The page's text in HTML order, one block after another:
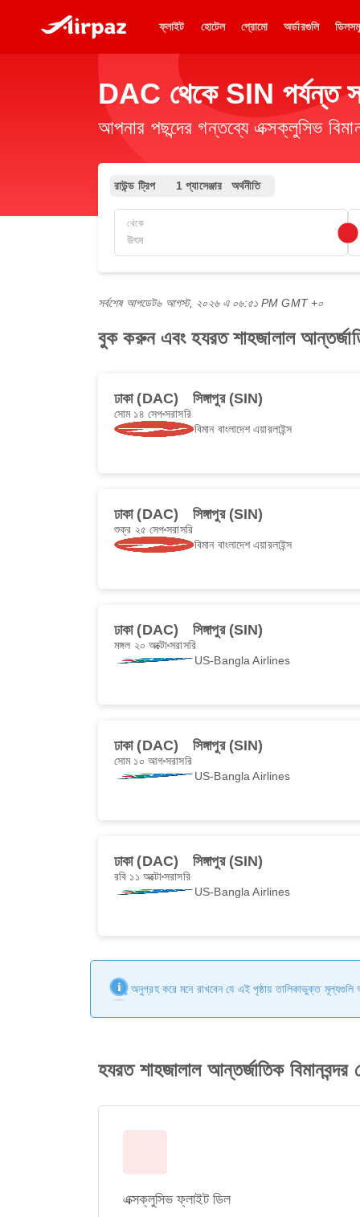
ফ্লাইট হোটেল প্রোমো অর্ডারগুলি
DAC থেকে SIN পর্যন্ত
আপনার পছন্দের গন্তব্যে এক্সক্লুসিভ
রাউন্ড ট্রিপ 1 প্যাসেঞ্জার অর্থনীতি
থেকে
সর্বশেষ আপডেট৬ আগস্ট, ২০২৬ এ ০৬:৫১ PM GMT +০
বুক করুন এবং হযরত শাহজালাল আন্তর্জাতিক
ঢাকা (DAC) সিঙ্গাপুর (SIN)
সোম ১৪ সেপসরাসরি
বিমান বাংলাদেশ এয়ারলাইন্স
ঢাকা (DAC) সিঙ্গাপুর (SIN)
শুক্র ২৫ সেপসরাসরি
বিমান বাংলাদেশ এয়ারলাইন্স
ঢাকা (DAC) সিঙ্গাপুর (SIN)
মঙ্গল ২০ অক্টোসরাসরি
US-Bangla Airlines
ঢাকা (DAC) সিঙ্গাপুর (SIN)
সোম ১০ আগসরাসরি
US-Bangla Airlines
ঢাকা (DAC) সিঙ্গাপুর (SIN)
রবি ১১ অক্টোসরাসরি
US-Bangla Airlines
অনুগ্রহ করে মনে রাখবেন যে এই পৃষ্ঠায় তালিকাভুক্ত মূল্যগুলি
হযরত শাহজালাল আন্তর্জাতিক বিমানবন্দর
এক্সক্লুসিভ ফ্লাইট ডিল